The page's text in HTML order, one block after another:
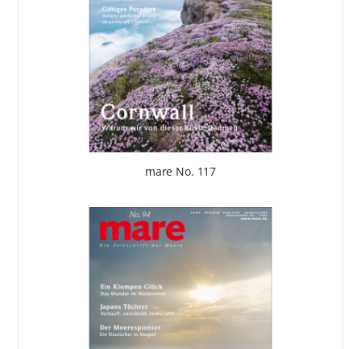
mare No. 117